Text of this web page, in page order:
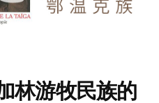
林游牧民族的